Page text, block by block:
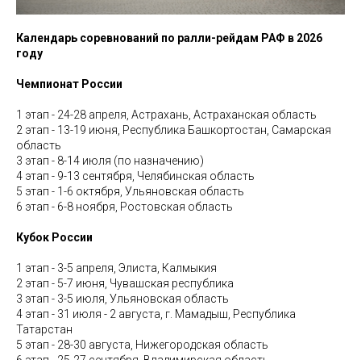
Календарь соревнований по ралли-рейдам РАФ в 2026
году
Чемпионат России
1 этап - 24-28 апреля, Астрахань, Астраханская область
2 этап - 13-19 июня, Республика Башкортостан, Самарская
область
3 этап - 8-14 июля (по назначению)
4 этап - 9-13 сентября, Челябинская область
5 этап - 1-6 октября, Ульяновская область
6 этап - 6-8 ноября, Ростовская область
Кубок России
1 этап - 3-5 апреля, Элиста, Калмыкия
2 этап - 5-7 июня, Чувашская республика
3 этап - 3-5 июля, Ульяновская область
4 этап - 31 июля - 2 августа, г. Мамадыш, Республика
Татарстан
5 этап - 28-30 августа, Нижегородская область